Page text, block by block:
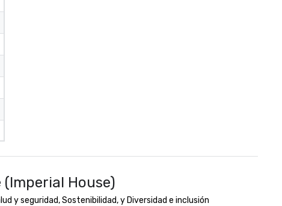
House)
y seguridad, Sostenibilidad, y Diversidad e inclusión